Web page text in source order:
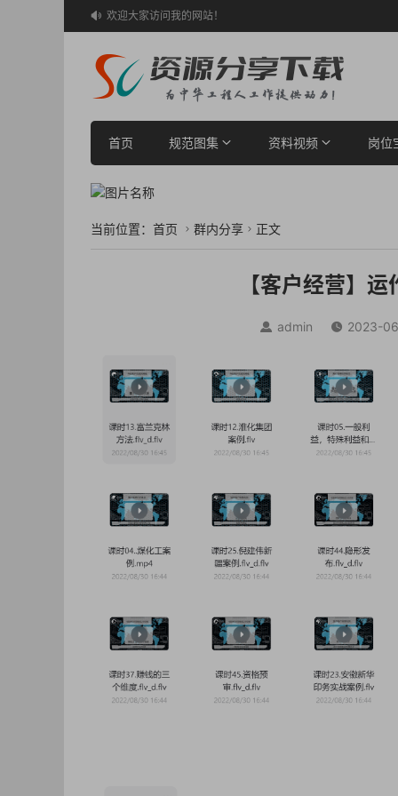
 欢迎大家访问我的网站！
首页 规范图集 资料视频 岗位
当前位置： 首页  群内分享  正文
【客户经营】
 admin  2023-